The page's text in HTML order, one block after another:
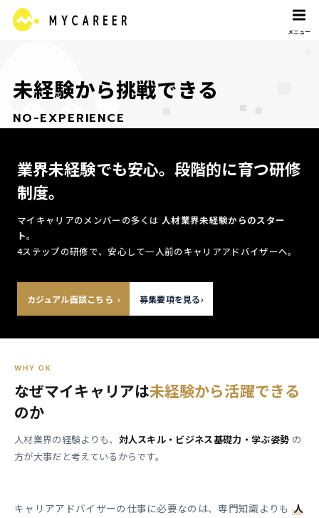
未経験から挑戦できる
NO-EXPERIENCE
業界未経験でも安心。段階的に育つ研修
制度。
マイキャリアのメンバーの多くは人材業界未経験からのスター
ト。
4ステップの研修で、安心して一人前のキャリアアドバイザーへ。
› 募集要項を見る›
WHY OK
なぜマイキャリアは未経験から活躍できる
のか
人材業界の経験よりも、 対人スキル・ビジネス基礎力・学ぶ姿勢 の
方が大事だと考えているからです。
キャリアアドバイザーの仕事に必要なのは、専門知識よりも 人